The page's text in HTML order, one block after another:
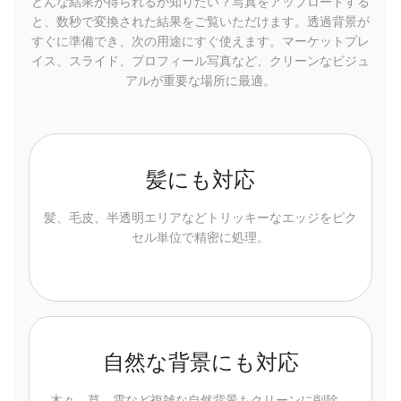
と、数秒で変換された結果をご覧いただけます。透過背景が
すぐに準備でき、次の用途にすぐ使えます。マーケットプレ
イス、スライド、プロフィール写真など、クリーンなビジュ
アルが重要な場所に最適。
髪にも対応
髪、毛皮、半透明エリアなどトリッキーなエッジをピク
セル単位で精密に処理。
自然な背景にも対応